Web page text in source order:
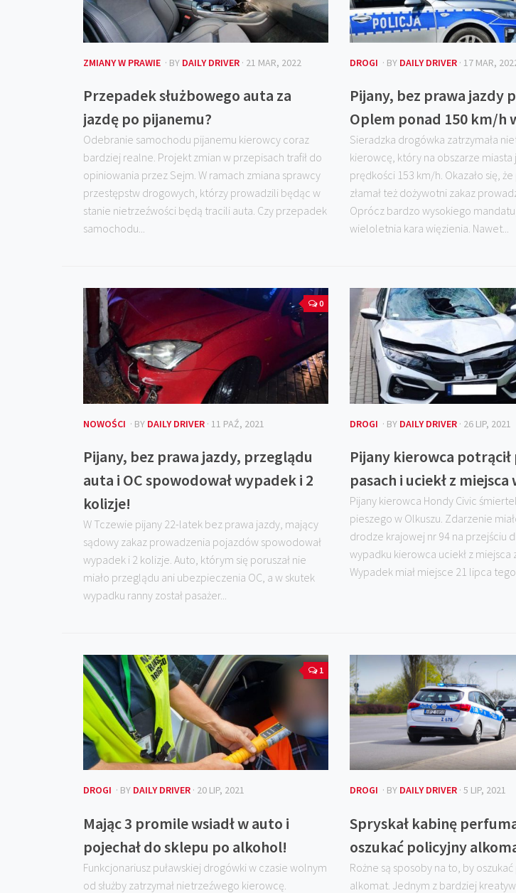
ZMIANY W PRAWIE · BY DAILY DRIVER · 21 MAR, 2022
Przepadek służbowego auta za
jazdę po pijanemu?
Odebranie samochodu pijanemu kierowcy coraz
bardziej realne. Projekt zmian w przepisach trafił do
opiniowania przez Sejm. W ramach zmiana sprawcy
przestępstw drogowych, którzy prowadzili będąc w
stanie nietrzeźwości będą tracili auta. Czy przepadek
samochodu...
DROGI · BY DAILY DRIVER · 17 MAR,
Pijany, bez prawa jazdy
Oplem ponad 150 km/h
Sieradzka drogówka zatrzymała
kierowcę, który na obszarze miasta
prędkości 153 km/h. Okazało się,
złamał też dożywotni zakaz
Oprócz bardzo wysokiego
wieloletnia kara więzienia. Nawet...
0
NOWOŚCI · BY DAILY DRIVER · 11 PAŹ, 2021
Pijany, bez prawa jazdy, przeglądu
auta i OC spowodował wypadek i 2
kolizje!
W Tczewie pijany 22-latek bez prawa jazdy, mający
sądowy zakaz prowadzenia pojazdów spowodował
wypadek i 2 kolizje. Auto, którym się poruszał nie
miało przeglądu ani ubezpieczenia OC, a w skutek
wypadku ranny został pasażer...
DROGI · BY DAILY DRIVER · 26 LIP, 2021
Pijany kierowca potrącił
pasach i uciekł z
Pijany kierowca Hondy Civic
pieszego w Olkuszu. Zdarzenie
drodze krajowej nr 94 na przejściu
wypadku kierowca uciekł z miejsca
Wypadek miał miejsce 21 lipca tego...
1
DROGI · BY DAILY DRIVER · 20 LIP, 2021
Mając 3 promile wsiadł w auto i
pojechał do sklepu po alkohol!
Funkcjonariusz puławskiej drogówki w czasie wolnym
od służby zatrzymał nietrzeźwego kierowcę.
DROGI · BY DAILY DRIVER · 5 LIP, 2021
Spryskał kabinę
oszukać policyjny
Rożne są sposoby na to, by
alkomat. Jednym z bardziej